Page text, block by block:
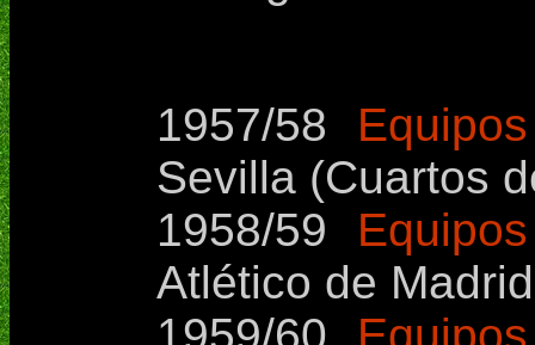
1957/58
Sevilla (Cuartos
1958/59
Atlético de